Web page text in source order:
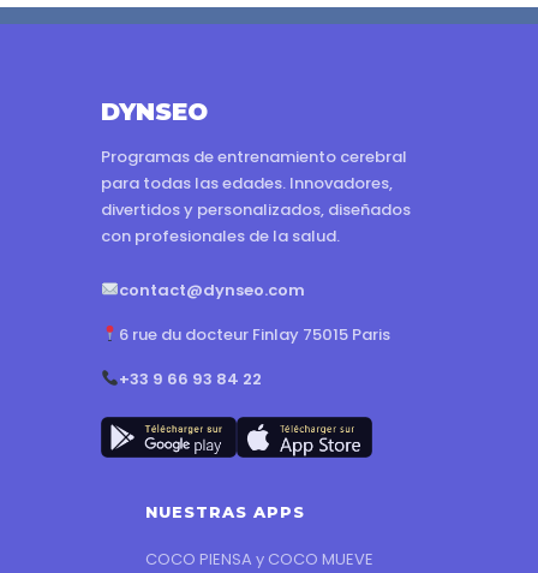
DYNSEO
Programas de entrenamiento cerebral
para todas las edades. Innovadores,
divertidos y personalizados, diseñados
con profesionales de la salud.
contact@dynseo.com
6 rue du docteur Finlay 75015 Paris
+33 9 66 93 84 22
NUESTRAS APPS
COCO PIENSA y COCO MUEVE